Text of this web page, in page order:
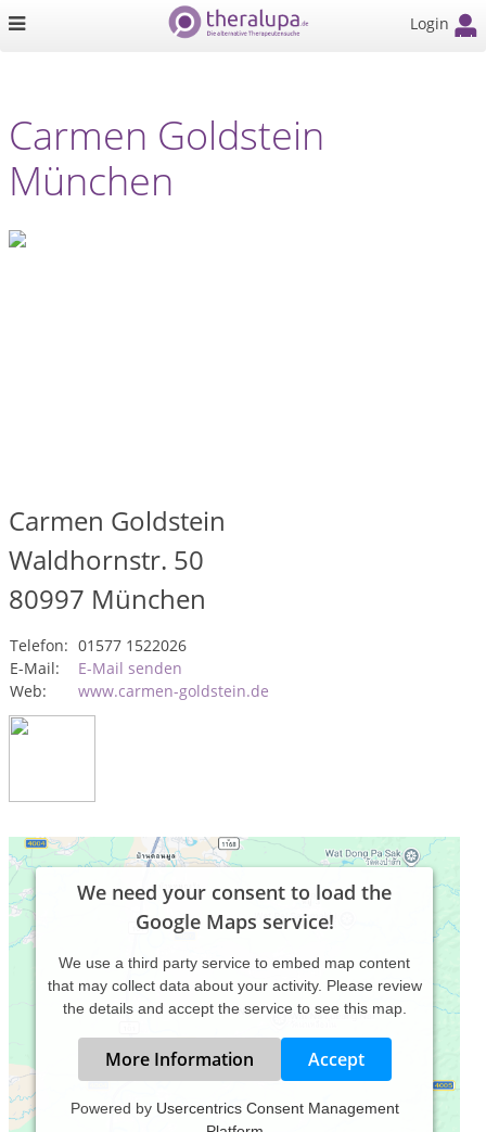
Login
Carmen Goldstein
München
Carmen Goldstein
Waldhornstr. 50
80997 München
Telefon: 01577 1522026
E-Mail:
E-Mail senden
Web:
www.carmen-goldstein.de
We need your consent to load the
Google Maps service!
We use a third party service to embed map content
that may collect data about your activity. Please review
the details and accept the service to see this map.
More Information Accept
Powered by Usercentrics Consent Management